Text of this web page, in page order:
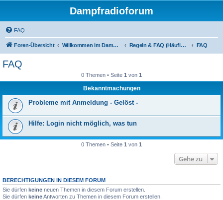
Dampfradioforum
FAQ
Foren-Übersicht Willkommen im Dampfradioforum! Regeln & FAQ (Häufig gestellte Fragen) FAQ
FAQ
0 Themen • Seite 1 von 1
Bekanntmachungen
Probleme mit Anmeldung - Gelöst -
Hilfe: Login nicht möglich, was tun
0 Themen • Seite 1 von 1
Gehe zu
BERECHTIGUNGEN IN DIESEM FORUM
Sie dürfen keine neuen Themen in diesem Forum erstellen.
Sie dürfen keineAntworten zu Themen in diesem Forum erstellen.